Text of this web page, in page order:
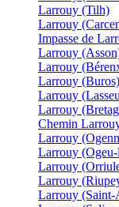
Larrouy (Tilh)
Larrouy
Impasse de
Larrouy
Larrouy
Larrouy (Buros)
Larrouy
Larrouy
Chemin
Larrouy
Larrouy
Larrouy
Larrouy
Larrouy (Saint-